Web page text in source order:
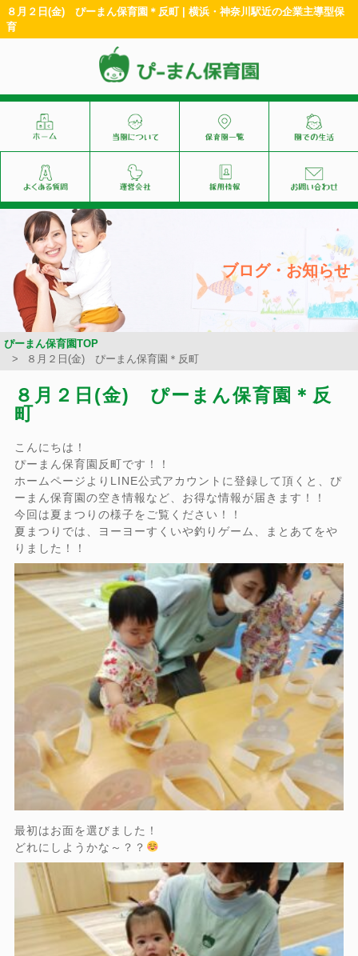
８月２日(金) ぴーまん保育園＊反町 | 横浜・神奈川駅近の企業主導型保
育
ブログ・お知らせ
ぴーまん保育園TOP
８月２日(金) ぴーまん保育園＊反町
８月２日(金) ぴーまん保育園＊反
町
こんにちは！
ぴーまん保育園反町です！！
ホームページよりLINE公式アカウントに登録して頂くと、ぴ
ーまん保育園の空き情報など、お得な情報が届きます！！
今回は夏まつりの様子をご覧ください！！
夏まつりでは、ヨーヨーすくいや釣りゲーム、まとあてをや
りました！！
最初はお面を選びました！
どれにしようかな～？？